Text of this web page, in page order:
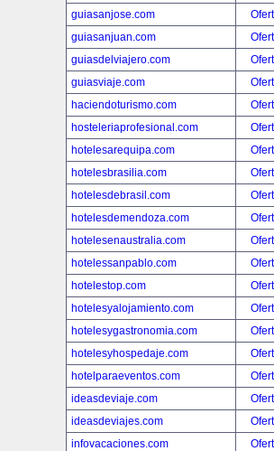
guiasanjose.com
guiasanjuan.com
guiasdelviajero.com
guiasviaje.com
haciendoturismo.com
hosteleriaprofesional.com
hotelesarequipa.com
hotelesbrasilia.com
hotelesdebrasil.com
hotelesdemendoza.com
hotelesenaustralia.com
hotelessanpablo.com
hotelestop.com
hotelesyalojamiento.com
hotelesygastronomia.com
hotelesyhospedaje.com
hotelparaeventos.com
ideasdeviaje.com
ideasdeviajes.com
infovacaciones.com